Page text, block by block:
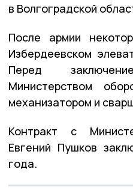
в Волгоградской
После армии
Избердеевском
Перед
Министерством
механизатором и
Контракт с
Евгений Пушков
года.